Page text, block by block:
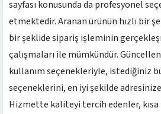
sayfası konusunda da profesyonel
etmektedir. Aranan ürünün hızlı bir
bir şeklide sipariş işleminin
çalışmaları ile mümkündür.
kullanım seçenekleriyle, istediğiniz
seçeneklerini, en iyi şekilde
Hizmette kaliteyi tercih edenler,